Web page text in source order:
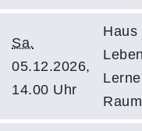
Sa.
05.12.2026,
14.00 Uhr
Haus